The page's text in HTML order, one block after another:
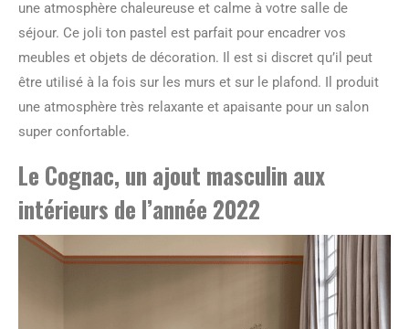
une atmosphère chaleureuse et calme à votre salle de
séjour. Ce joli ton pastel est parfait pour encadrer vos
meubles et objets de décoration. Il est si discret qu’il peut
être utilisé à la fois sur les murs et sur le plafond. Il produit
une atmosphère très relaxante et apaisante pour un salon
super confortable.
Le Cognac, un ajout masculin aux
intérieurs de l’année 2022